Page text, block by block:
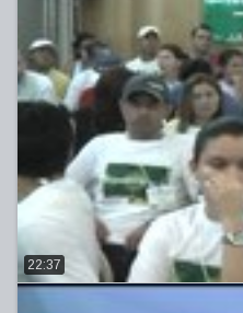
22:37